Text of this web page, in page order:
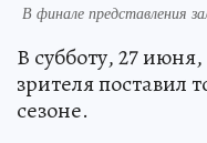
В финале представления
В субботу, 27
зрителя поставил
сезоне.